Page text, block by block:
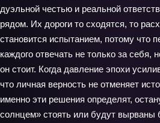
дуэльной честью и реальной
рядом. Их дороги то сходятся, то
становится испытанием, потому что
каждого отвечать не только за себя,
он стоит. Когда давление эпохи
что личная верность не отменяет
именно эти решения определят,
солнцем» стоять или будут вырваны